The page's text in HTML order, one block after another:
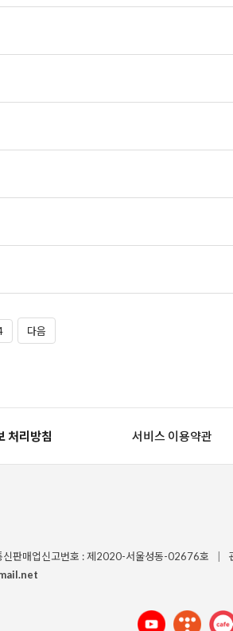
다음
처리방침 서비스 이용약관
신판매업신고번호 : 제2020-서울성동-02676호